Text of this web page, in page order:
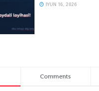
IYUN 16, 2026
Comments